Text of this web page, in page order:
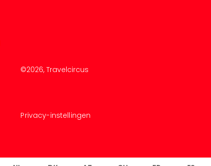
©2026, Travelcircus
Privacy-instellingen